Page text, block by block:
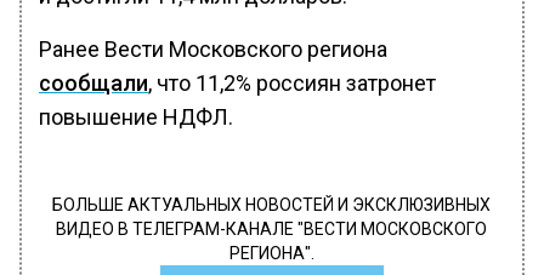
Ранее Вести Московского региона
сообщали, что 11,2% россиян затронет
повышение НДФЛ.
БОЛЬШЕ АКТУАЛЬНЫХ НОВОСТЕЙ И ЭКСКЛЮЗИВНЫХ
ВИДЕО В ТЕЛЕГРАМ-КАНАЛЕ "ВЕСТИ МОСКОВСКОГО
РЕГИОНА".